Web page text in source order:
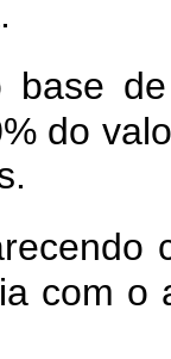
base
do
com